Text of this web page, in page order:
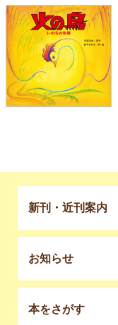
新刊・近刊案内
お知らせ
本をさがす